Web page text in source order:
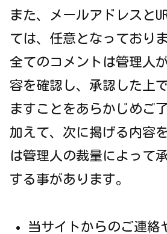
また、メールアドレスと
ては、任意となっておりま
全てのコメントは管理人
容を確認し、承認した上
ますことをあらかじめご
加えて、次に掲げる内容
は管理人の裁量によって
する事があります。
当サイトからのご連絡